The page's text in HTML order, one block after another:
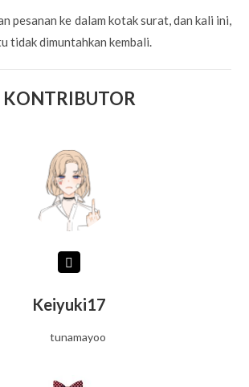
pesanan ke dalam kotak surat, dan kali ini,
tidak dimuntahkan kembali.
KONTRIBUTOR
Keiyuki17
tunamayoo